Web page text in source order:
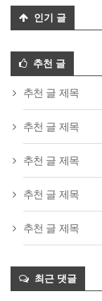
인기 글
추천 글
추천 글 제목
추천 글 제목
추천 글 제목
추천 글 제목
추천 글 제목
최근 댓글